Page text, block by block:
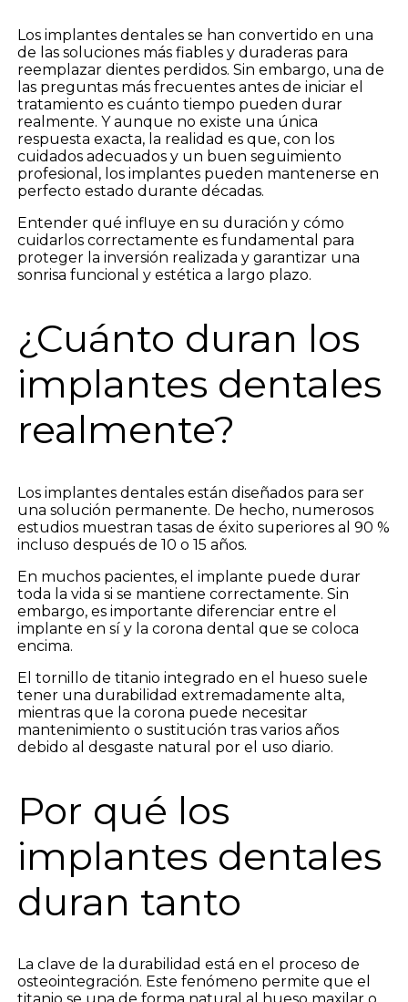
Los implantes dentales se han convertido en una
de las soluciones más fiables y duraderas para
reemplazar dientes perdidos. Sin embargo, una de
las preguntas más frecuentes antes de iniciar el
tratamiento es cuánto tiempo pueden durar
realmente. Y aunque no existe una única
respuesta exacta, la realidad es que, con los
cuidados adecuados y un buen seguimiento
profesional, los implantes pueden mantenerse en
perfecto estado durante décadas.
Entender qué influye en su duración y cómo
cuidarlos correctamente es fundamental para
proteger la inversión realizada y garantizar una
sonrisa funcional y estética a largo plazo.
¿Cuánto duran los
implantes dentales
realmente?
Los implantes dentales están diseñados para ser
una solución permanente. De hecho, numerosos
estudios muestran tasas de éxito superiores al 90 %
incluso después de 10 o 15 años.
En muchos pacientes, el implante puede durar
toda la vida si se mantiene correctamente. Sin
embargo, es importante diferenciar entre el
implante en sí y la corona dental que se coloca
encima.
El tornillo de titanio integrado en el hueso suele
tener una durabilidad extremadamente alta,
mientras que la corona puede necesitar
mantenimiento o sustitución tras varios años
debido al desgaste natural por el uso diario.
Por qué los
implantes dentales
duran tanto
La clave de la durabilidad está en el proceso de
osteointegración. Este fenómeno permite que el